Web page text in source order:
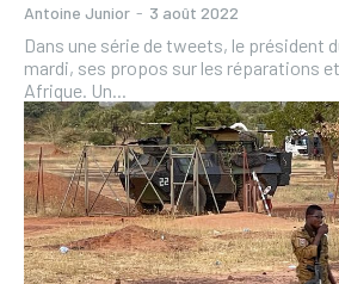
Antoine Junior - 3 août 2022
Dans une série de tweets, le président
mardi, ses propos sur les réparations
Afrique. Un...